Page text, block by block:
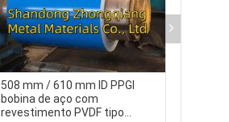
508 mm / 610 mm ID PPGI
bobina de aço com
revestimento PVDF tipo